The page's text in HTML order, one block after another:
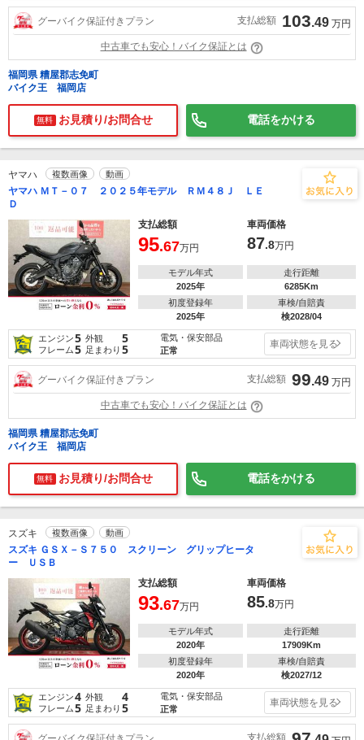
グーバイク保証付きプラン 支払総額 103.49 万円
中古車でも安心！バイク保証とは
福岡県 糟屋郡志免町
バイク王 福岡店
無料 お見積り/お問合せ 電話をかける
ヤマハ 複数画像 動画
ヤマハ ＭＴ－０７ ２０２５年モデル ＲＭ４８Ｊ ＬＥ
Ｄ
支払総額
車両価格
95.67万円 87.8万円
モデル年式
2025年
走行距離
6285Km
初度登録年
2025年
車検/自賠責
検2028/04
エンジン5 外観 5
フレーム5 足まわり 5
電気・保安部品
正常
車両状態を見る
グーバイク保証付きプラン 支払総額 99.49 万円
中古車でも安心！バイク保証とは
福岡県 糟屋郡志免町
バイク王 福岡店
無料 お見積り/お問合せ 電話をかける
スズキ 複数画像 動画
スズキ ＧＳＸ－Ｓ７５０ スクリーン グリップヒータ
ー ＵＳＢ
支払総額
車両価格
93.67万円 85.8万円
モデル年式
2020年
走行距離
17909Km
初度登録年
2020年
車検/自賠責
検2027/12
エンジン4 外観 4
フレーム5 足まわり 5
電気・保安部品
正常
車両状態を見る
支払総額